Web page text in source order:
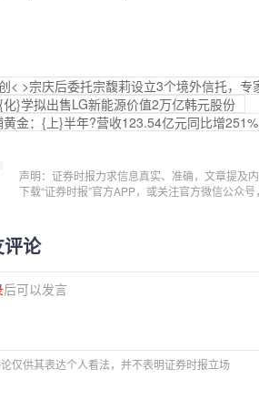
< >宗庆后委托宗馥莉设立3个境外信托，
化}学拟出售LG新能源价值2万亿韩元股份
黄金：{上}半年?营收123.54亿元同比增
声明：证券时报力求信息真实、准确，文章提及
下载“证券时报”官方APP，或关注官方微信公众
论
后可以发言
仅供其表达个人看法，并不表明证券时报立场